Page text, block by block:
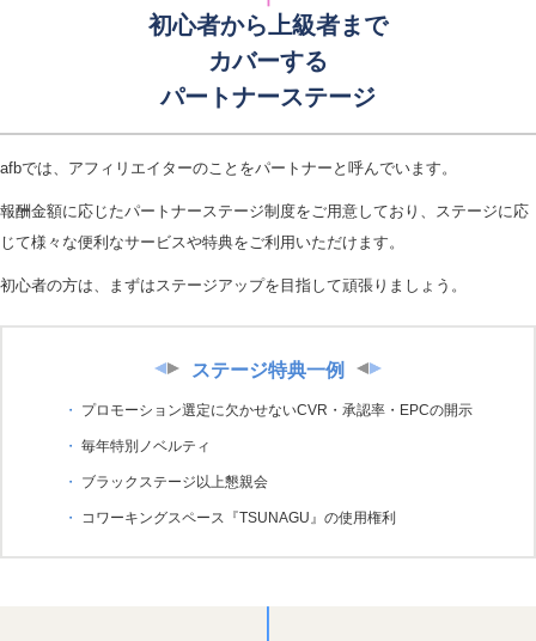
初心者から上級者まで
カバーする
パートナーステージ
afbでは、アフィリエイターのことをパートナーと呼んでいます。
報酬金額に応じたパートナーステージ制度をご用意しており、ステージに応
じて様々な便利なサービスや特典をご利用いただけます。
初心者の方は、まずはステージアップを目指して頑張りましょう。
ステージ特典一例
プロモーション選定に欠かせないCVR・承認率・EPCの開示
毎年特別ノベルティ
ブラックステージ以上懇親会
コワーキングスペース『TSUNAGU』の使用権利